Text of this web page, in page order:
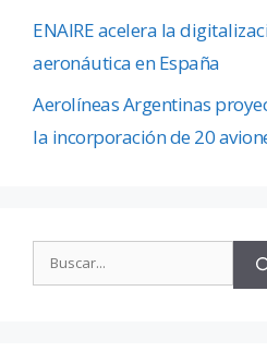
ENAIRE acelera la
aeronáutica en España
Aerolíneas Argentinas
la incorporación de 20